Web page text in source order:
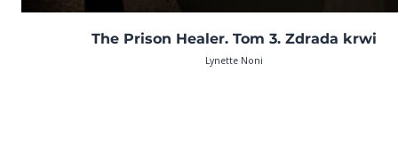
The Prison Healer. Tom 3. Zdrada krwi
Lynette Noni